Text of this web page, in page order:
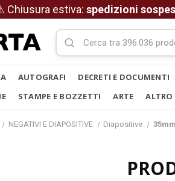
Chiusura estiva: spedizioni
AUTOGRAFI DECRETI E DOCUMENTI
STAMPE E BOZZETTI ARTE
NEGATIVI E DIAPOSITIVE Diapositive